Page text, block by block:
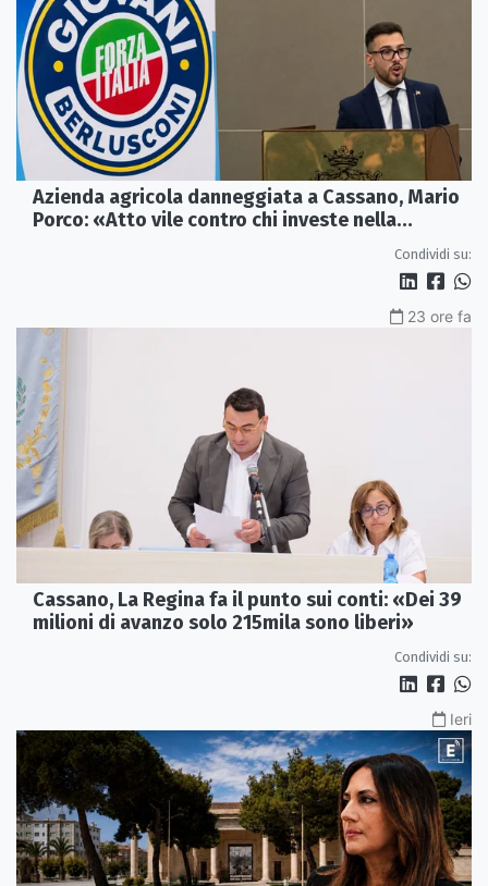
Azienda agricola danneggiata a Cassano, Mario
Porco: «Atto vile contro chi investe nella
Condividi su:
23 ore fa
Cassano, La Regina fa il punto sui conti: «Dei 39
milioni di avanzo solo 215mila sono liberi»
Condividi su:
Ieri